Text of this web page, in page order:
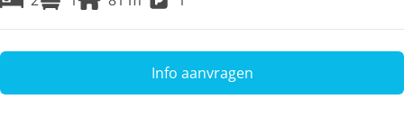
Info aanvragen